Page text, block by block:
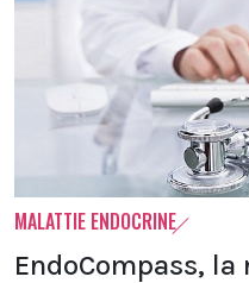
MALATTIE ENDOCRINE
EndoCompass,